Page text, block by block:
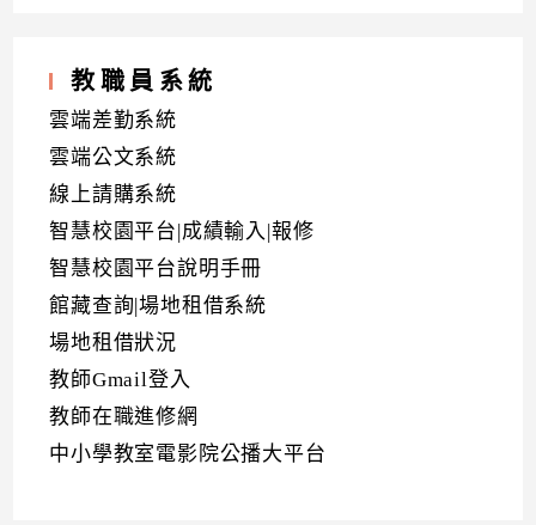
教職員系統
雲端差勤系統
雲端公文系統
線上請購系統
智慧校園平台|成績輸入|報修
智慧校園平台說明手冊
館藏查詢|場地租借系統
場地租借狀況
教師Gmail登入
教師在職進修網
中小學教室電影院公播大平台